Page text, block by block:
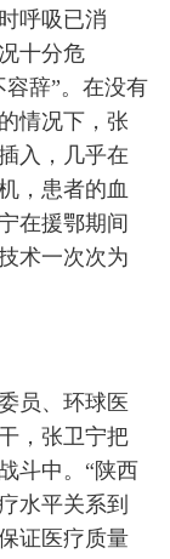
呼吸已消
十分危
辞”。在没有
情况下，张
入，几乎在
，患者的血
在援鄂期间
术一次次为
员、环球医
，张卫宁把
斗中。“陕西
水平关系到
证医疗质量